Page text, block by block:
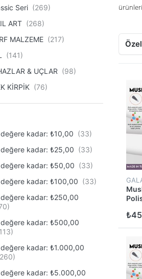
Seri
ART
MALZEME
& UÇLAR
KİRPİK
Çeşitleri
Simli Seri
Nail Art Süsleme Çeşitleri
Kirpik Yan Ürünler
Çeşitleri
değere kadar: ₺10,00
değere kadar: ₺25,00
değere kadar: ₺50,00
değere kadar: ₺100,00
değere kadar: ₺250,00
değere kadar: ₺500,00
değere kadar: ₺1.000,00
değere kadar: ₺5.000,00